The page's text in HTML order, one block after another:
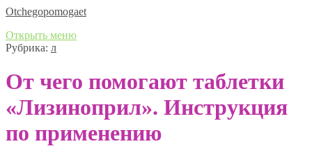
Оtchegopomogaet
Открыть меню
Рубрика: л
От чего помогают таблетки
«Лизиноприл». Инструкция
по применению